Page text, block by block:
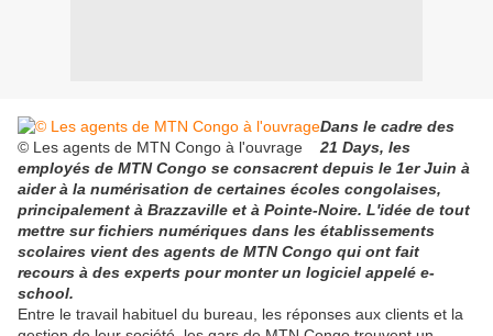
© Les agents de MTN Congo à l'ouvrage
Dans le cadre des
21 Days, les
employés de MTN Congo se consacrent depuis le 1er Juin à
aider à la numérisation de certaines écoles congolaises,
principalement à Brazzaville et à Pointe-Noire. L'idée de tout
mettre sur fichiers numériques dans les établissements
scolaires vient des agents de MTN Congo qui ont fait
recours à des experts pour monter un logiciel appelé e-
school.
Entre le travail habituel du bureau, les réponses aux clients et la